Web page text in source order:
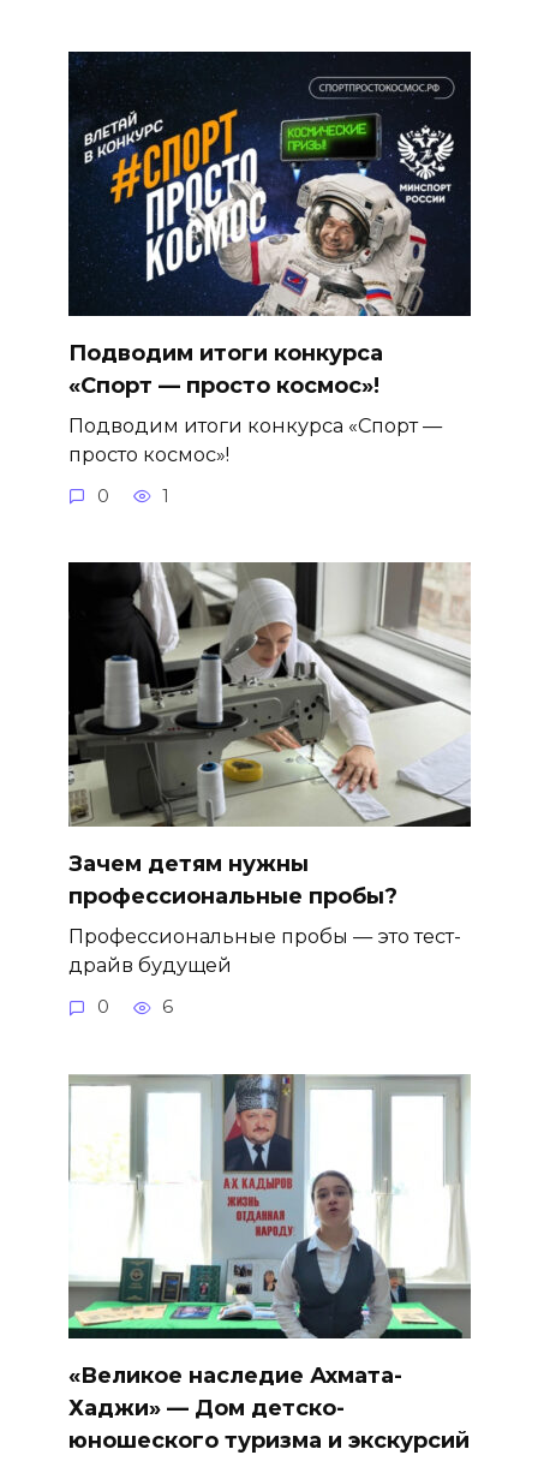
Подводим итоги конкурса
«Спорт — просто космос»!
Подводим итоги конкурса «Спорт —
просто космос»!
0 1
Зачем детям нужны
профессиональные пробы?
Профессиональные пробы — это тест-
драйв будущей
0 6
«Великое наследие Ахмата-
Хаджи» — Дом детско-
юношеского туризма и экскурсий